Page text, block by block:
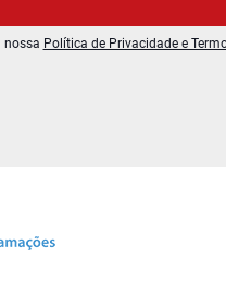
nossa Política de Privacidade e